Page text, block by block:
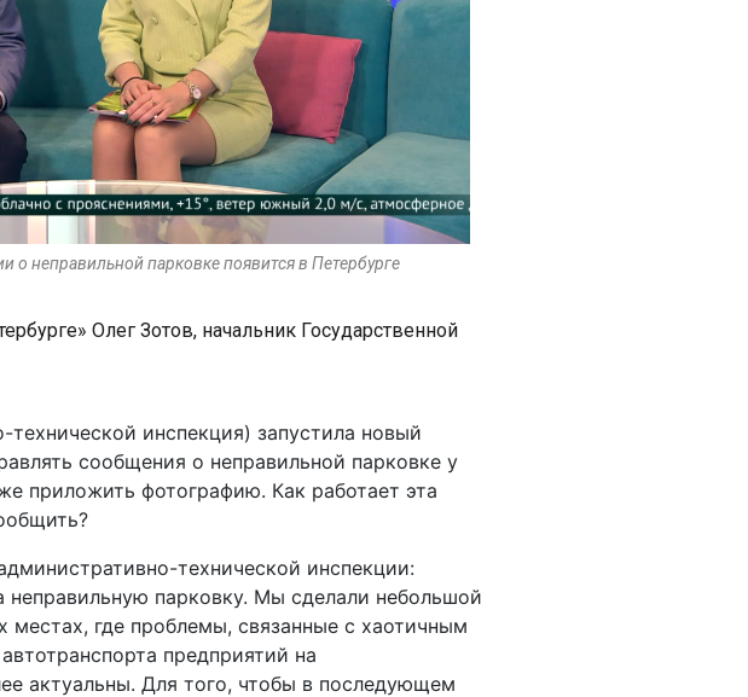
неправильной парковке появится в Петербурге
Олег Зотов, начальник Государственной
инспекция) запустила новый
сообщения о неправильной парковке у
приложить фотографию. Как работает эта
технической инспекции:
парковку. Мы сделали небольшой
где проблемы, связанные с хаотичным
предприятий на
актуальны. Для того, чтобы в последующем